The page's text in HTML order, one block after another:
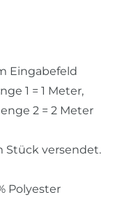
Eingabefeld
1 = 1 Meter,
2 = 2 Meter
Stück versendet.
Polyester